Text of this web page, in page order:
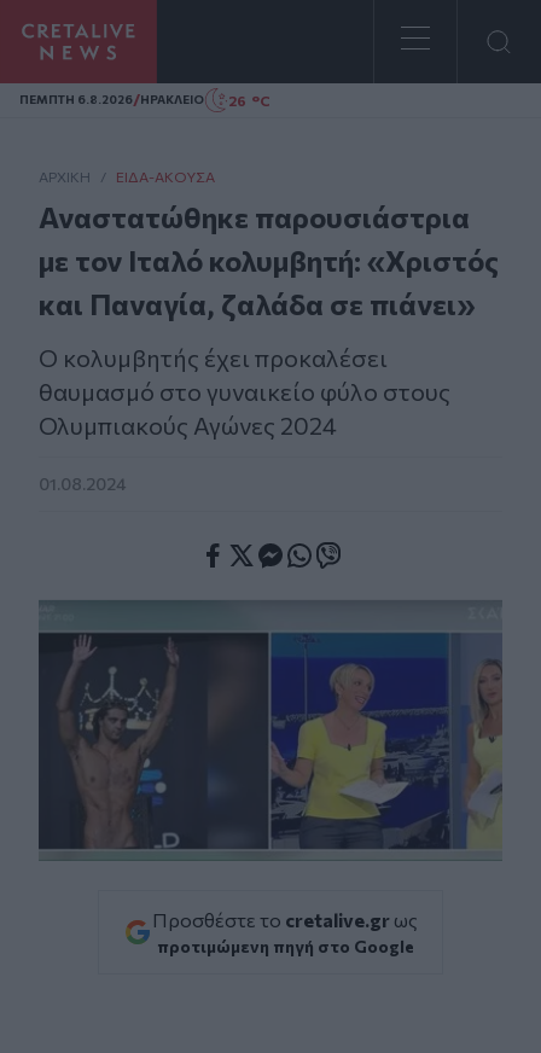
Homepage
ΠΕΜΠΤΗ 6.8.2026/ΗΡΑΚΛΕΙΟ 26 °C
ΑΡΧΙΚΗ / ΕΊΔΑ-ΆΚΟΥΣΑ
Αναστατώθηκε παρουσιάστρια
με τον Ιταλό κολυμβητή: «Χριστός
και Παναγία, ζαλάδα σε πιάνει»
Ο κολυμβητής έχει προκαλέσει
θαυμασμό στο γυναικείο φύλο στους
Ολυμπιακούς Αγώνες 2024
01.08.2024
Προσθέστε το cretalive.gr ως
προτιμώμενη πηγή στο Google